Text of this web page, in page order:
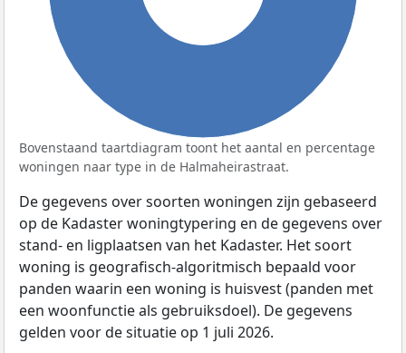
Bovenstaand taartdiagram toont het aantal en percentage
woningen naar type in de Halmaheirastraat.
De gegevens over soorten woningen zijn gebaseerd
op de Kadaster woningtypering en de gegevens over
stand- en ligplaatsen van het Kadaster. Het soort
woning is geografisch-algoritmisch bepaald voor
panden waarin een woning is huisvest (panden met
een woonfunctie als gebruiksdoel). De gegevens
gelden voor de situatie op 1 juli 2026.